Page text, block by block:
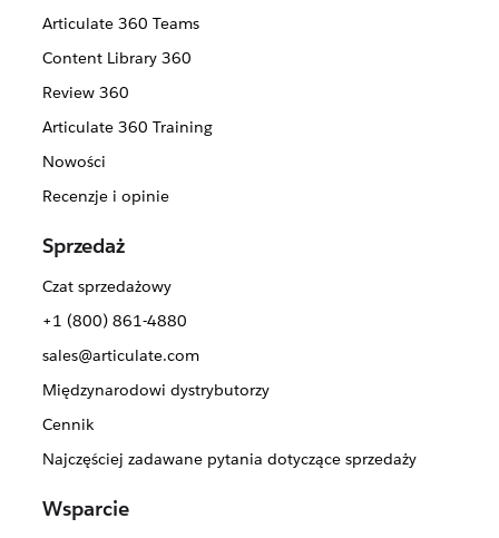
Articulate 360 Teams
Content Library 360
Review 360
Articulate 360 Training
Nowości
Recenzje i opinie
Sprzedaż
Czat sprzedażowy
+1 (800) 861-4880
sales@articulate.com
Międzynarodowi dystrybutorzy
Cennik
Najczęściej zadawane pytania dotyczące sprzedaży
Wsparcie